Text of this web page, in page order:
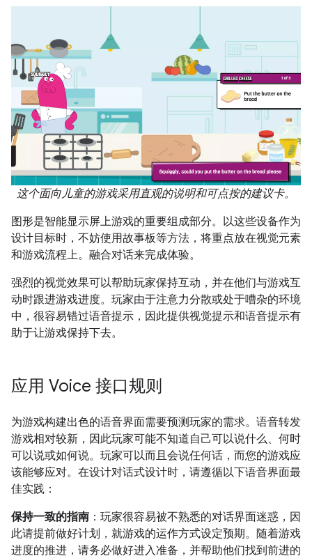
这个面向儿童的游戏采用直观的说明和可点按的建议卡。
图形是智能显示屏上游戏的重要组成部分。以这些设备作为
设计目标时，不妨使用故事板等方法，将重点放在视觉元素
和游戏流程上。融合对话来完成体验。
强烈的视觉效果可以帮助玩家保持互动，并在他们与游戏互
动时跟进游戏进度。玩家由于注意力分散或处于嘈杂的环境
中，很容易错过语音提示，因此提供视觉提示和语音提示有
助于让游戏保持下去。
应用 Voice 接口规则
为游戏构建出色的语音界面需要预测玩家的需求。语音转发
游戏相对较新，因此玩家可能不知道自己可以说什么、何时
可以说或如何说。玩家可以而且会说任何话，而您的游戏应
该能够应对。在设计对话式设计时，请遵循以下语音界面最
佳实践：
保持一致的指南 ：玩家很容易被不熟悉的对话界面迷惑，因
此请提前做好计划，就游戏的运作方式设定预期。随着游戏
进度的推进，请务必做好进入准备，并帮助他们找到前进的